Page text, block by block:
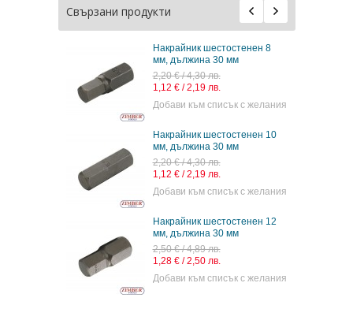
Свързани продукти
Накрайник шестостенен 8
мм, дължина 30 мм
2,20 € / 4,30 лв.
1,12 € / 2,19 лв.
Добави към списък с желания
Накрайник шестостенен 10
мм, дължина 30 мм
2,20 € / 4,30 лв.
1,12 € / 2,19 лв.
Добави към списък с желания
Накрайник шестостенен 12
мм, дължина 30 мм
2,50 € / 4,89 лв.
1,28 € / 2,50 лв.
Добави към списък с желания